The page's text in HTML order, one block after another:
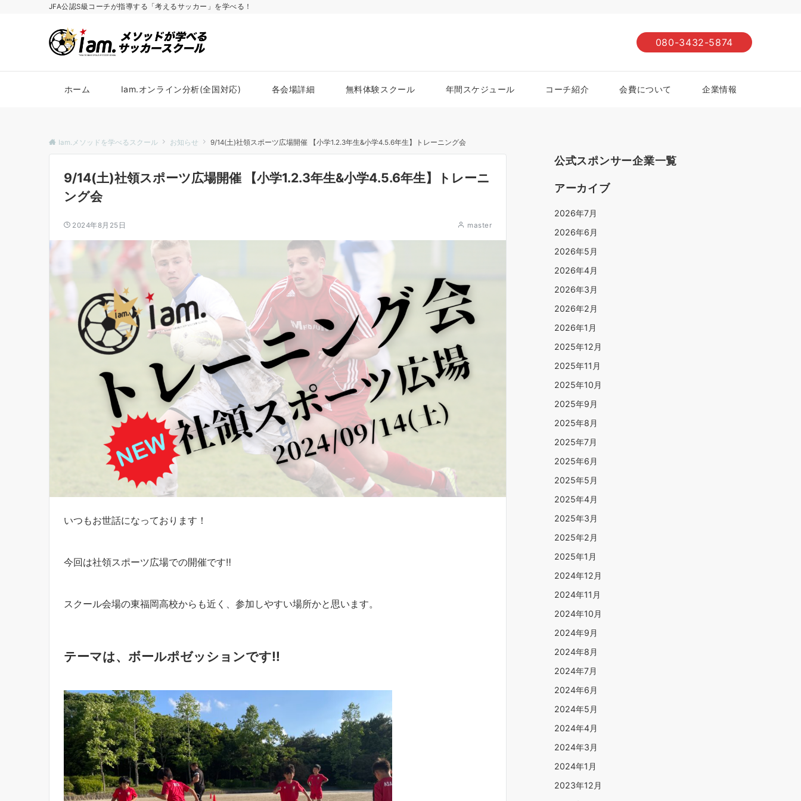
JFA公認S級コーチが指導する「考えるサッカー」を学べる！
080-3432-5874
ホーム Iam.オンライン分析(全国対応) 各会場詳細 無料体験スクール 年間スケジュール コーチ紹介 会費について 企業情報
Iam.メソッドを学べるスクール お知らせ 9/14(土)社領スポーツ広場開催 【小学1.2.3年生&小学4.5.6年生】トレーニング会
9/14(土)社領スポーツ広場開催 【小学1.2.3年生&小学4.5.6年生】トレーニ
ング会
2024年8月25日 master
いつもお世話になっております！
今回は社領スポーツ広場での開催です‼︎
スクール会場の東福岡高校からも近く、参加しやすい場所かと思います。
テーマは、ボールポゼッションです‼︎
公式スポンサー企業一覧
アーカイブ
2026年7月
2026年6月
2026年5月
2026年4月
2026年3月
2026年2月
2026年1月
2025年12月
2025年11月
2025年10月
2025年9月
2025年8月
2025年7月
2025年6月
2025年5月
2025年4月
2025年3月
2025年2月
2025年1月
2024年12月
2024年11月
2024年10月
2024年9月
2024年8月
2024年7月
2024年6月
2024年5月
2024年4月
2024年3月
2024年1月
2023年12月